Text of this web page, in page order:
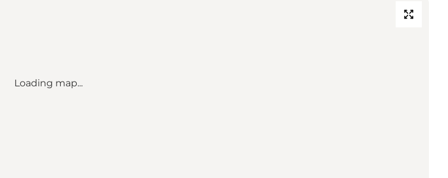
Loading map...